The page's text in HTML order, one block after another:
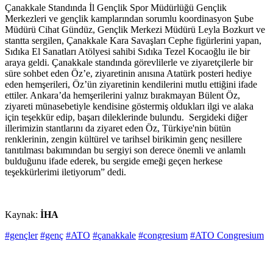
Çanakkale Standında İl Gençlik Spor Müdürlüğü Gençlik
Merkezleri ve gençlik kamplarından sorumlu koordinasyon Şube
Müdürü Cihat Gündüz, Gençlik Merkezi Müdürü Leyla Bozkurt ve
stantta sergilen, Çanakkale Kara Savaşları Cephe figürlerini yapan,
Sıdıka El Sanatları Atölyesi sahibi Sıdıka Tezel Kocaoğlu ile bir
araya geldi. Çanakkale standında görevlilerle ve ziyaretçilerle bir
süre sohbet eden Öz’e, ziyaretinin anısına Atatürk posteri hediye
eden hemşerileri, Öz’ün ziyaretinin kendilerini mutlu ettiğini ifade
ettiler. Ankara’da hemşerilerini yalnız bırakmayan Bülent Öz,
ziyareti münasebetiyle kendisine göstermiş oldukları ilgi ve alaka
için teşekkür edip, başarı dileklerinde bulundu. Sergideki diğer
illerimizin stantlarını da ziyaret eden Öz, Türkiye'nin bütün
renklerinin, zengin kültürel ve tarihsel birikimin genç nesillere
tanıtılması bakımından bu sergiyi son derece önemli ve anlamlı
bulduğunu ifade ederek, bu sergide emeği geçen herkese
teşekkürlerimi iletiyorum” dedi.
Kaynak: İHA
#gençler #genç #ATO #çanakkale #congresium #ATO Congresium